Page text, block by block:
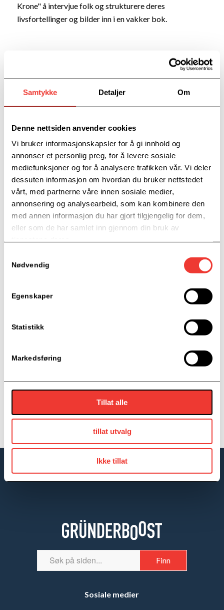
Samtykke Detaljer Om
Denne nettsiden anvender cookies
Vi bruker informasjonskapsler for å gi innhold og
annonser et personlig preg, for å levere sosiale
mediefunksjoner og for å analysere trafikken vår. Vi deler
dessuten informasjon om hvordan du bruker nettstedet
vårt, med partnerne våre innen sosiale medier,
annonsering og analysearbeid, som kan kombinere den
med annen informasjon du har gjort tilgjengelig for dem,
eller som de har samlet inn gjennom din bruk av
Nødvendig
Egenskaper
Statistikk
Markedsføring
Tillat alle
tillat utvalg
Ikke tillat
Krone" å intervjue folk og strukturere deres
livsfortellinger og bilder inn i en vakker bok.
Sosiale medier